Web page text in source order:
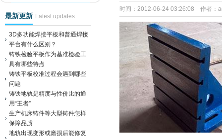
最新更新 Latest updates
3D多功能焊接平板和普通焊接
平台有什么区别？
铸铁检验平板作为基准检验工
具有哪些特点
铸铁平板校准过程会遇到哪些
问题
铸铁地轨是精度与性价比的通
用“王者”
生产机床铸件等大型铸件怎样
保障品质
地轨出现变形或磨损后能修复
时间：2012-06-24 03:26:08 作者：